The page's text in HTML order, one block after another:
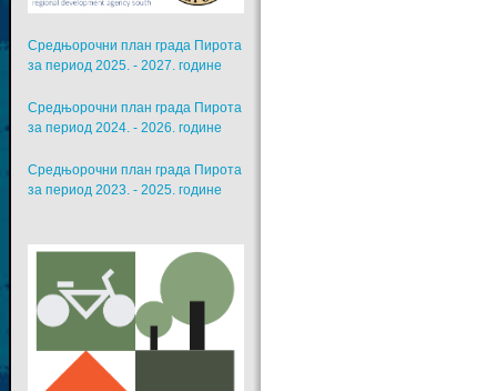
Средњорочни план града Пирота
за период 2025. - 2027. године
Средњорочни план града Пирота
за период 2024. - 2026. године
Средњорочни план града Пирота
за период 2023. - 2025. године